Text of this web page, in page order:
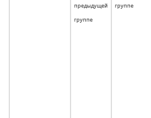
предыдущей
группе
группе